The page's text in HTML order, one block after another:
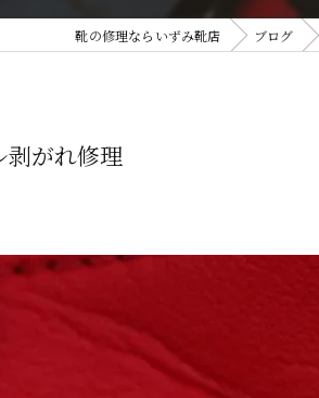
靴の修理ならいずみ靴店 ブログ
がれ修理